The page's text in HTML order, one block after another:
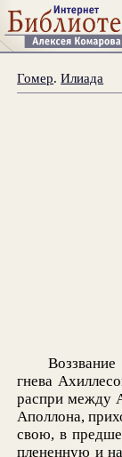
Гомер.Илиада
гнева
распри между
Аполлона,
свою, в
плененную и